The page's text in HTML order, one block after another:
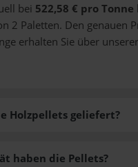
bei 522,58 € pro Tonne
2 Paletten. Den genauen
erhalten Sie über
Holzpellets geliefert?
haben die Pellets?